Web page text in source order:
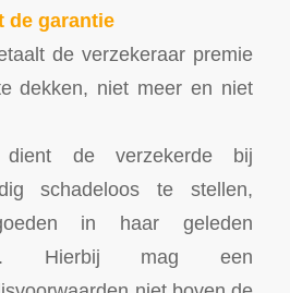
de garantie
de verzekeraar premie
dekken, niet meer en niet
dient de verzekerde bij
schadeloos te stellen,
in haar geleden
Hierbij mag een